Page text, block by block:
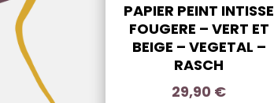
PAPIER PEINT INTISSE
FOUGERE – VERT ET
BEIGE – VEGETAL –
RASCH
29,90 €